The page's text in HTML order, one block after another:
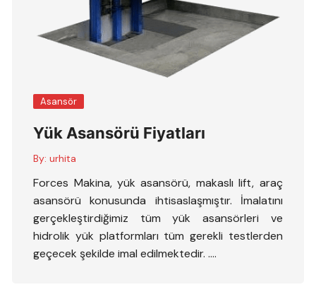
Asansör
Yük Asansörü Fiyatları
By: urhita
Forces Makina, yük asansörü, makaslı lift, araç
asansörü konusunda ihtisaslaşmıştır. İmalatını
gerçekleştirdiğimiz tüm yük asansörleri ve
hidrolik yük platformları tüm gerekli testlerden
geçecek şekilde imal edilmektedir. ….